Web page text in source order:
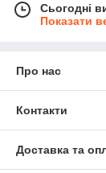
Сьогодні
Показати
Про нас
Контакти
Доставка та